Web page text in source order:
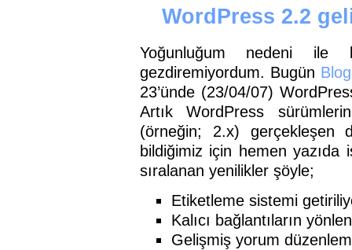
WordPress 2.2
Yoğunluğum nedeni
gezdiremiyordum. Bugün
23’ünde (23/04/07)
Artık WordPress
(örneğin; 2.x) gerçekleşen
bildiğimiz için hemen
sıralanan yenilikler şöyle;
Etiketleme sistemi
Kalıcı bağlantıların
Gelişmiş yorum